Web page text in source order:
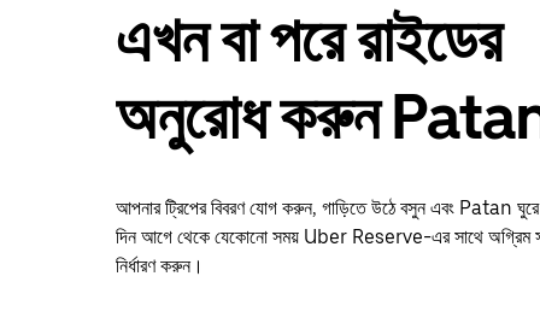
এখন বা পরে রাইডের
অনুরোধ করুন
আপনার ট্রিপের বিবরণ যোগ করুন, গাড়িতে উঠে বসুন এবং Patan
দিন আগে থেকে যেকোনো সময় Uber Reserve-এর সাথে অগ্রিম
নির্ধারণ করুন।